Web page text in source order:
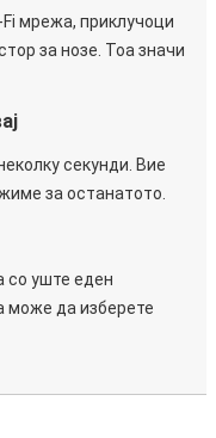
мрежа, приклучоци
за нозе. Тоа значи
секунди. Вие
за останатото.
со уште еден
може да изберете